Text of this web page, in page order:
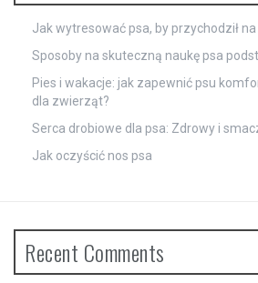
Jak wytresować psa, by przychodził na
Sposoby na skuteczną naukę psa
Pies i wakacje: jak zapewnić psu
dla zwierząt?
Serca drobiowe dla psa: Zdrowy i
Jak oczyścić nos psa
Recent Comments